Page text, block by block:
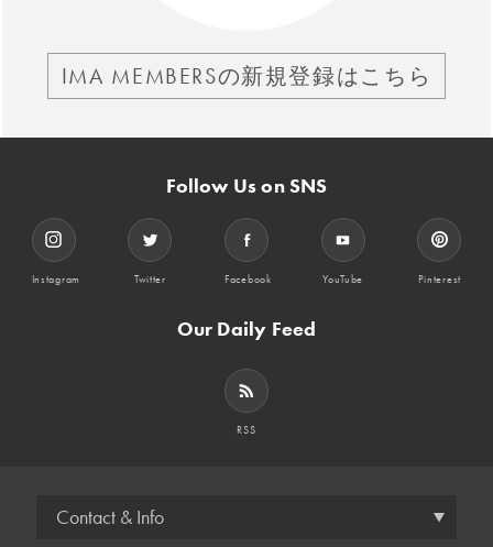
IMA MEMBERSの新規登録はこちら
Follow Us on SNS
Instagram Twitter Facebook YouTube Pinterest
Our Daily Feed
RSS
Contact & Info